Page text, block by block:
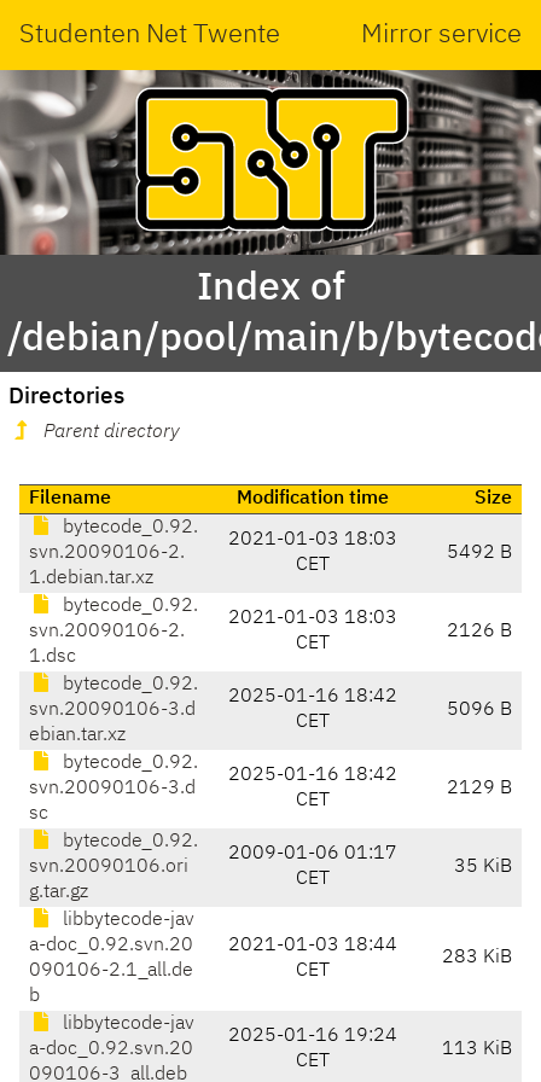
Studenten Net Twente Mirror service
Index of
/debian/pool/main/b/
Directories
Parent directory
Filename Modification time
Size
bytecode_0.92.
svn.20090106-2.
1.debian.tar.xz
2021-01-03 18:03
CET
5492 B
bytecode_0.92.
svn.20090106-2.
1.dsc
2021-01-03 18:03
CET
2126 B
bytecode_0.92.
svn.20090106-3.d
ebian.tar.xz
2025-01-16 18:42
CET
5096 B
bytecode_0.92.
svn.20090106-3.d
sc
2025-01-16 18:42
CET
2129 B
bytecode_0.92.
svn.20090106.ori
g.tar.gz
2009-01-06 01:17
CET
35 KiB
libbytecode-jav
a-doc_0.92.svn.20
090106-2.1_all.de
b
2021-01-03 18:44
CET
283 KiB
libbytecode-jav
a-doc_0.92.svn.20
090106-3_all.deb
2025-01-16 19:24
CET
113 KiB